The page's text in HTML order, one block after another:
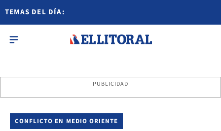
TEMAS DEL DÍA:
PUBLICIDAD
CONFLICTO EN MEDIO ORIENTE